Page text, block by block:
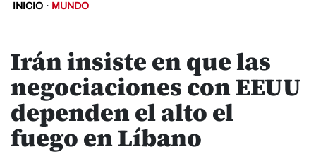
INICIO · MUNDO
Irán insiste en que las
negociaciones con EEUU
dependen el alto el
fuego en Líbano